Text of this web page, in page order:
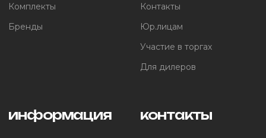
Комплекты
Бренды
Контакты
Юр.лицам
Участие в торгах
Для дилеров
информация контакты